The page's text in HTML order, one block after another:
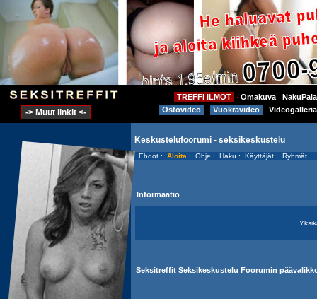
TREFFI ILMOT ⋅ Omakuva ⋅
Ostovideo
⋅ Vuokravideo ⋅ Videogalleria
-> Muut linkit <-
Keskustelufoorumi - seksikeskustelu
Ehdot : Aloita : Ohje : Haku : Käyttäjät : Ryhmät
Informaatio
Seksitreffit Seksikeskustelu Foorumin